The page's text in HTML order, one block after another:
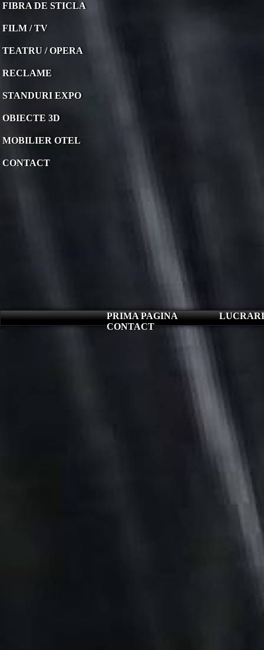
FIBRA DE STICLA
FILM / TV
TEATRU / OPERA
RECLAME
STANDURI EXPO
OBIECTE 3D
MOBILIER OTEL
CONTACT
PRIMA PAGINA
CONTACT